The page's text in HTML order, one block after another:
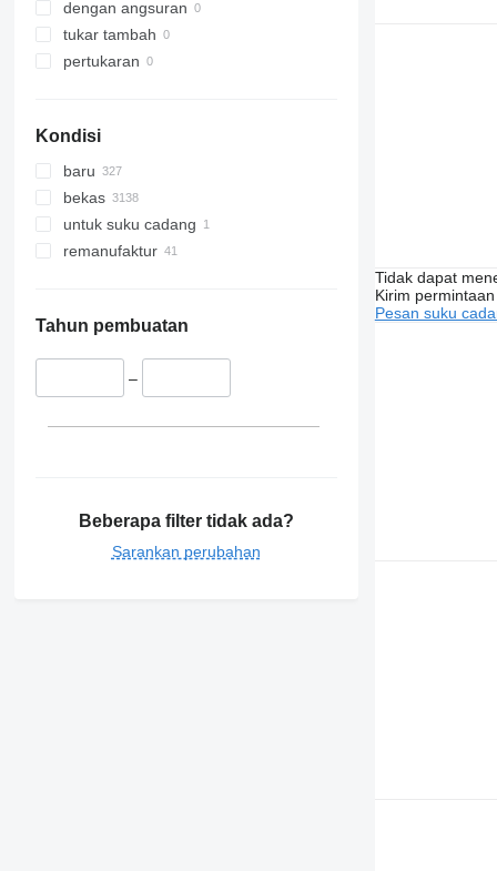
dengan angsuran
tukar tambah
pertukaran
Kondisi
baru
bekas
untuk suku cadang
remanufaktur
Tahun pembuatan
–
Beberapa filter tidak ada?
Sarankan perubahan
Tidak dapat
Kirim
Pesan suku